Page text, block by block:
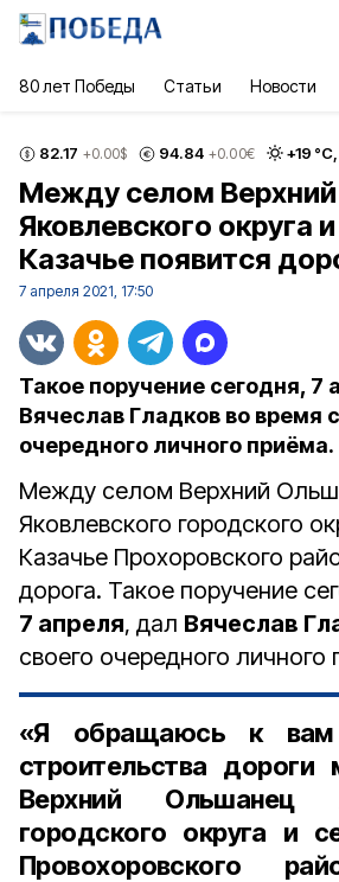
80 лет Победы Статьи Новости
82.17 +0.00$ 94.84 +0.00€ +19 °С,
Между селом
Яковлевского округа
Казачье появится
7 апреля 2021, 17:50
Такое поручение сегодня, 7
Вячеслав Гладков во время
очередного личного приёма.
Между селом Верхний
Яковлевского городского
Казачье Прохоровского
дорога. Такое поручение
7 апреля, дал Вячеслав
своего очередного личного
«Я обращаюсь к вам
строительства
Верхний Ольшанец
городского округа и
Провохоровского